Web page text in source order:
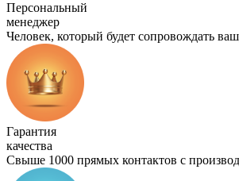
Персональный
менеджер
Человек, который будет сопровождать
Гарантия
качества
Свыше 1000 прямых контактов с